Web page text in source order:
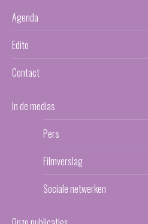
Agenda
Edito
Contact
In de medias
Pers
Filmverslag
Sociale netwerken